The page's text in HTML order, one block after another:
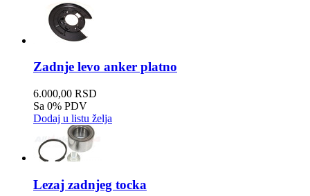
Zadnje levo anker platno
6.000,00 RSD
Sa 0% PDV
Dodaj u listu želja
Lezaj zadnjeg tocka